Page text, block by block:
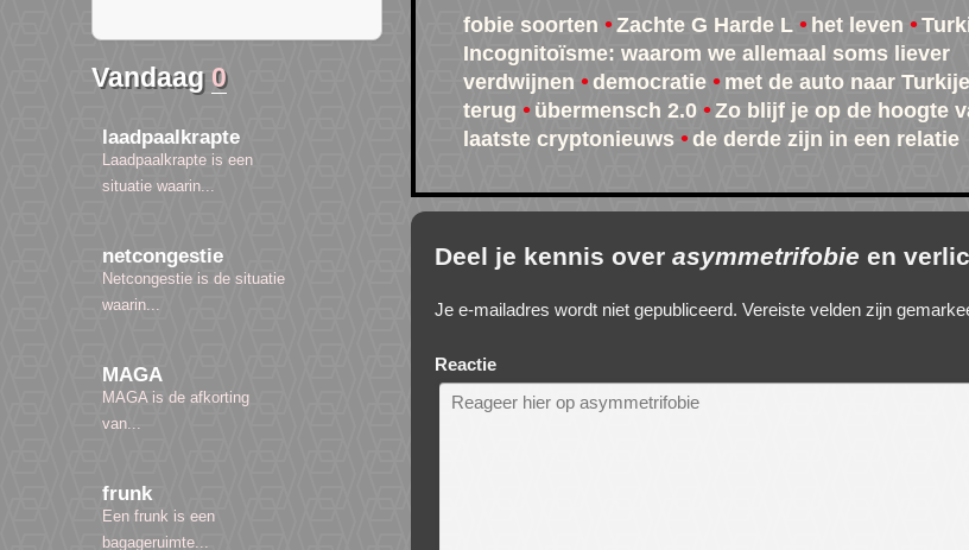
Vandaag 0
laadpaalkrapte
Laadpaalkrapte is een
situatie waarin...
netcongestie
Netcongestie is de situatie
waarin...
MAGA
MAGA is de afkorting
van...
frunk
Een frunk is een
bagageruimte...
fobie soorten Zachte G Harde L het leven
Incognitoïsme: waarom we allemaal soms liever
verdwijnen
democratie
met de auto naar
terug
übermensch 2.0
Zo blijf je op de hoogte
laatste cryptonieuws
de derde zijn in een relatie
Deel je kennis over asymmetrifobie en
Je e-mailadres wordt niet gepubliceerd. Vereiste velden zijn
Reactie